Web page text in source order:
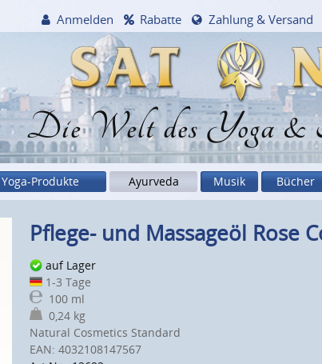
Die Welt des Yoga
Anmelden Rabatte Zahlung & Versand
Yoga-Produkte Ayurveda Musik Bücher
Pflege- und Massageöl Rose
auf Lager
1-3 Tage
100 ml
0,24 kg
Natural Cosmetics Standard
EAN: 4032108147567